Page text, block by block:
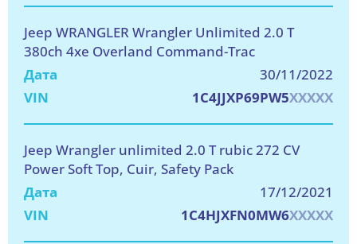
Jeep WRANGLER Wrangler Unlimited 2.0 T
380ch 4xe Overland Command-Trac
30/11/2022
1C4JJXP69PW5XXXXX
Jeep Wrangler unlimited 2.0 T rubic 272 CV
Power Soft Top, Cuir, Safety Pack
17/12/2021
1C4HJXFN0MW6XXXXX